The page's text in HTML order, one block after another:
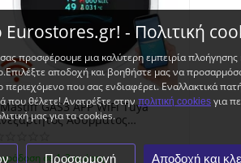
GAS3 APP WiFi Tuya
Ασύρματος
Sensor Detector App Control
σε 1-3 ημέρες
- Πολιτική
προσφέρουμε μια καλύτερη εμπειρία πλοήγησης
αποδοχή και βοηθήστε μας να
περιεχόμενο που σας ενδιαφέρει. Εναλλακτικά
που θέλετε! Ανατρέξτε στην πολιτική cookies για
μας για τα cookies.
Προσαρμογή Αποδοχή και